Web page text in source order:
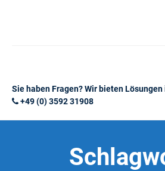
Sie haben Fragen? Wir bieten
+49 (0) 3592 31908